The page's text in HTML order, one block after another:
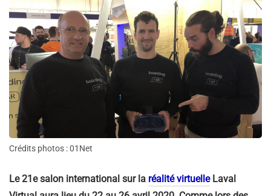
Crédits photos : 01Net
Le 21e salon international sur la réalité virtuelleLaval